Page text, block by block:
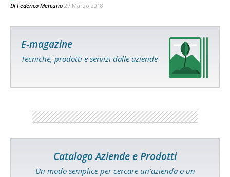
Di Federico Mercurio 27 Marzo 2018
E-magazine
Tecniche, prodotti e servizi dalle aziende
Catalogo Aziende e Prodotti
Un modo semplice per cercare un'azienda o un